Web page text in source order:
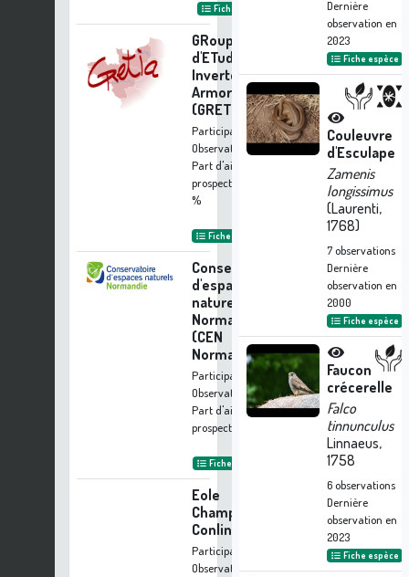
Fiche organisme
GRoupe
d'ETude des
Invertébrés
Armoricains
(GRETIA)
Participation à 4
Observations
Part d'aide à la
prospection :
%
Fiche organisme
Conservatoire
d'espaces
naturels de
Normandie
(CEN
Normandie)
Participation à 4
Observations
Part d'aide à la
prospection :
Fiche organisme
Eole
Champagne
Conlinoise
Participation à 3
Observations
Dernière
observation en
2023
Fiche espèce
Couleuvre
d'Esculape
Zamenis
longissimus
(Laurenti,
1768)
7observations
Dernière
observation en
2000
Fiche espèce
Faucon
crécerelle
Falco
tinnunculus
Linnaeus,
1758
6observations
Dernière
observation en
2023
Fiche espèce